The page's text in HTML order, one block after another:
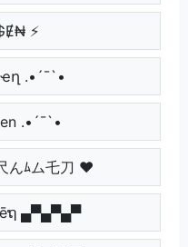
⚡
.•´¯`•
.•´¯`•
んﾑム乇刀 ♥
ຖ ▄▀▄▀▄▀